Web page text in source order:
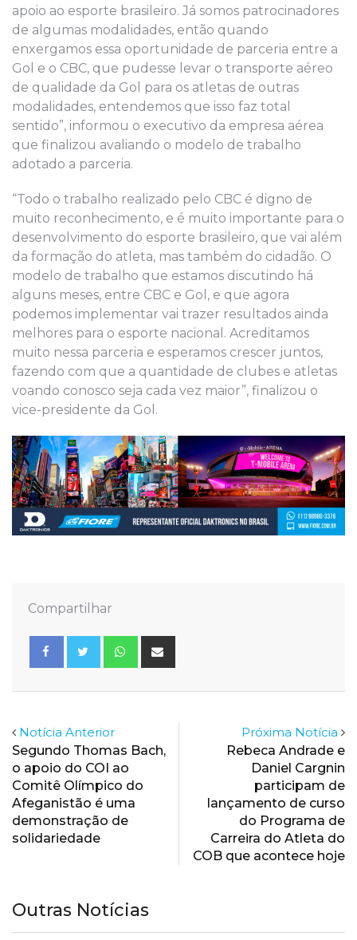
apoio ao esporte brasileiro. Já somos patrocinadores
de algumas modalidades, então quando
enxergamos essa oportunidade de parceria entre a
Gol e o CBC, que pudesse levar o transporte aéreo
de qualidade da Gol para os atletas de outras
modalidades, entendemos que isso faz total
sentido”, informou o executivo da empresa aérea
que finalizou avaliando o modelo de trabalho
adotado a parceria.
“Todo o trabalho realizado pelo CBC é digno de
muito reconhecimento, e é muito importante para o
desenvolvimento do esporte brasileiro, que vai além
da formação do atleta, mas também do cidadão. O
modelo de trabalho que estamos discutindo há
alguns meses, entre CBC e Gol, e que agora
podemos implementar vai trazer resultados ainda
melhores para o esporte nacional. Acreditamos
muito nessa parceria e esperamos crescer juntos,
fazendo com que a quantidade de clubes e atletas
voando conosco seja cada vez maior”, finalizou o
vice-presidente da Gol.
Compartilhar
Whatsapp
Notícia Anterior
Segundo Thomas Bach,
o apoio do COI ao
Comitê Olímpico do
Afeganistão é uma
demonstração de
solidariedade
Próxima Notícia
Rebeca Andrade e
Daniel Cargnin
participam de
lançamento de curso
do Programa de
Carreira do Atleta do
COB que acontece hoje
Outras Notícias